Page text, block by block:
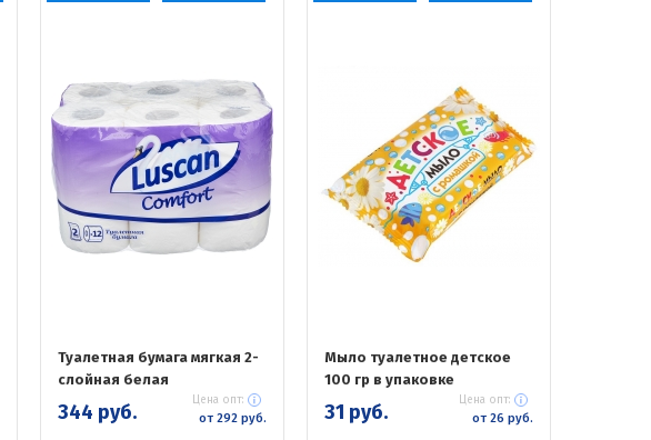
Туалетная бумага мягкая 2-
слойная белая
344 руб. Цена опт:
от 292 руб.
Мыло туалетное детское
100 гр в упаковке
31 руб. Цена опт:
от 26 руб.